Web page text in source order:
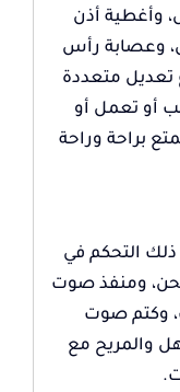
وأغطية أذن
وعصابة رأس
تعديل متعددة
أو تعمل أو
براحة وراحة
التحكم في
ومنفذ الشحن، ومنفذ صوت
وكتم صوت
والمريح مع